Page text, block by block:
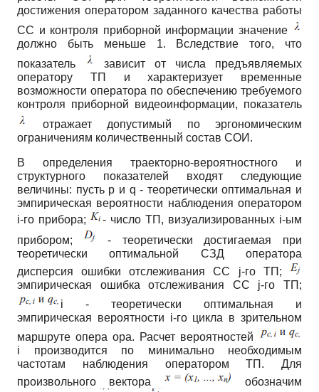
достижения оператором заданного качества работы
СС и контроля приборной информации значение
должно быть меньше 1. Вследствие того, что
показатель
зависит от числа предъявляемых
оператору ТП и характеризует временные
возможности оператора по обеспечению требуемого
контроля приборной видеоинформации, показатель
отражает допустимый по эргономическим
ограничениям количественный состав СОИ.
В определения траекторно-вероятностного и
структурного показателей входят следующие
величины: пусть p и q - теоретически оптимальная и
эмпирическая вероятности наблюдения оператором
i-го прибора; - число ТП, визуализированных i-ым
прибором;
- теоретически достигаемая при
теоретически оптимальной СЗД оператора
дисперсия ошибки отслеживания СС j-го ТП;
эмпирическая ошибка отслеживания СС j-го ТП;
i - теоретически оптимальная и
эмпирическая вероятности i-го цикла в зрительном
маршруте опера ора. Расчет вероятностей
i производится по минимально необходимым
частотам наблюдения оператором ТП. Для
произвольного вектора
обозначим